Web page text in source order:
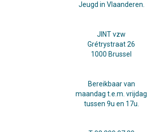
Jeugd in Vlaanderen.
JINT vzw
Grétrystraat 26
1000 Brussel
Bereikbaar van
maandag t.e.m. vrijdag
tussen 9u en 17u.